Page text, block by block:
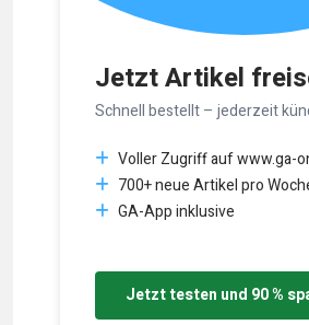
Jetzt Artikel
Schnell bestellt – jederzeit
Voller Zugriff auf www.ga-
700+ neue Artikel pro
GA-App inklusive
Jetzt testen und 90 %